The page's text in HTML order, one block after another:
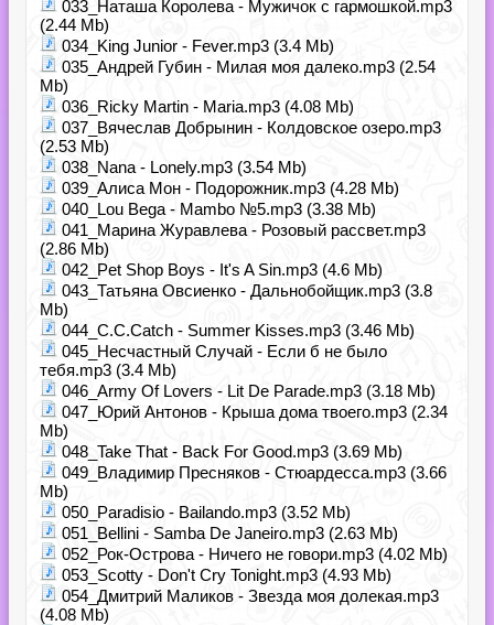
033_Наташа Королева - Мужичок с гармошкой.mp3
(2.44 Mb)
034_King Junior - Fever.mp3 (3.4 Mb)
035_Андрей Губин - Милая моя далеко.mp3 (2.54
Mb)
036_Ricky Martin - Maria.mp3 (4.08 Mb)
037_Вячеслав Добрынин - Колдовское озеро.mp3
(2.53 Mb)
038_Nana - Lonely.mp3 (3.54 Mb)
039_Алиса Мон - Подорожник.mp3 (4.28 Mb)
040_Lou Bega - Mambo №5.mp3 (3.38 Mb)
041_Марина Журавлева - Розовый рассвет.mp3
(2.86 Mb)
042_Pet Shop Boys - It's A Sin.mp3 (4.6 Mb)
043_Татьяна Овсиенко - Дальнобойщик.mp3 (3.8
Mb)
044_C.C.Catch - Summer Kisses.mp3 (3.46 Mb)
045_Несчастный Случай - Если б не было
тебя.mp3 (3.4 Mb)
046_Army Of Lovers - Lit De Parade.mp3 (3.18 Mb)
047_Юрий Антонов - Крыша дома твоего.mp3 (2.34
Mb)
048_Take That - Back For Good.mp3 (3.69 Mb)
049_Владимир Пресняков - Стюардесса.mp3 (3.66
Mb)
050_Paradisio - Bailando.mp3 (3.52 Mb)
051_Bellini - Samba De Janeiro.mp3 (2.63 Mb)
052_Рок-Острова - Ничего не говори.mp3 (4.02 Mb)
053_Scotty - Don't Cry Tonight.mp3 (4.93 Mb)
054_Дмитрий Маликов - Звезда моя долекая.mp3
(4.08 Mb)